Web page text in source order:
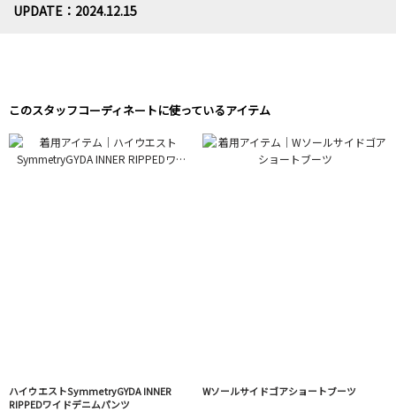
UPDATE：2024.12.15
このスタッフコーディネートに使っているアイテム
ハイウエストSymmetryGYDA INNER
RIPPEDワイドデニムパンツ
Wソールサイドゴアショートブーツ